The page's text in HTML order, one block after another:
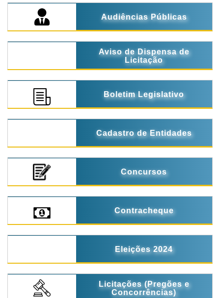
Audiências Públicas
Aviso de Dispensa de
Licitação
Boletim Legislativo
Cadastro de Entidades
Concursos
Contracheque
Eleições 2024
Licitações (Pregões e
Concorrências)